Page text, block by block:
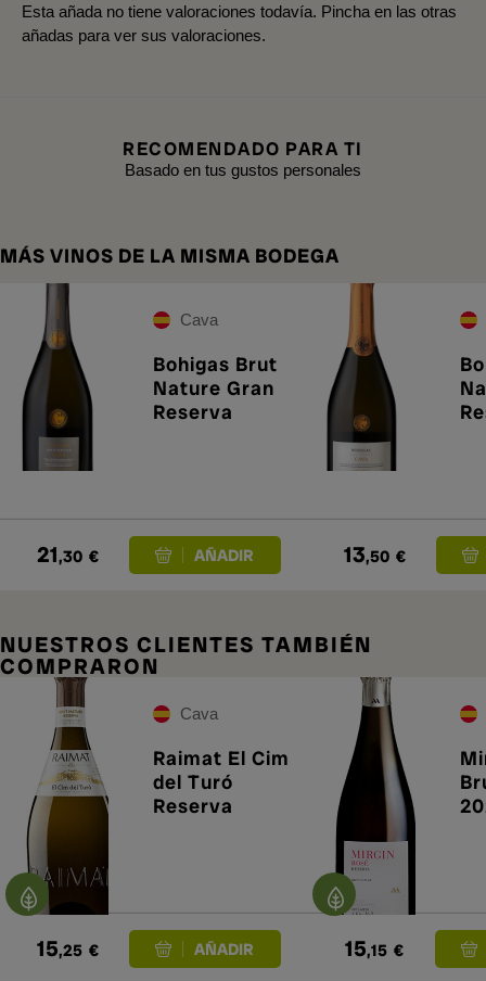
Esta añada no tiene valoraciones todavía. Pincha en las otras
añadas para ver sus valoraciones.
RECOMENDADO PARA TI
Basado en tus gustos personales
MÁS VINOS DE LA MISMA BODEGA
Cava
Bohigas Brut
Nature Gran
Reserva
21,30 € 13,50 €
NUESTROS CLIENTES TAMBIÉN
COMPRARON
Cava
Raimat El Cim
del Turó
Reserva
15,25 € 15,15 €